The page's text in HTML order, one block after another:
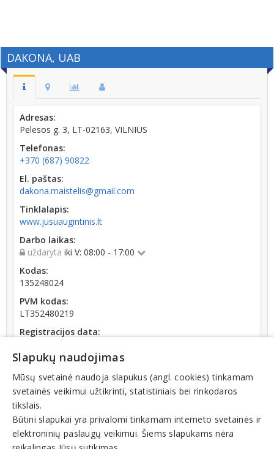
DAKONA, UAB
Adresas:
Pelesos g. 3, LT-02163, VILNIUS
Telefonas:
+370 (687) 90822
El. paštas:
dakona.maistelis@gmail.com
Tinklalapis:
www.jusuaugintinis.lt
Darbo laikas:
uždaryta iki V: 08:00 - 17:00
Kodas:
135248024
PVM kodas:
LT352480219
Registracijos data:
Darbuotojų skaičius:
iki 10 darbuotojų
Apyvarta:
441 816 €, pelnas po mokesčių 0,4 % (2025 m.)
Slapukų naudojimas
Mūsų svetainė naudoja slapukus (angl. cookies) tinkamam
svetainės veikimui užtikrinti, statistiniais bei rinkodaros
tikslais.
Būtini slapukai yra privalomi tinkamam interneto svetainės ir
elektroninių paslaugų veikimui. Šiems slapukams nėra